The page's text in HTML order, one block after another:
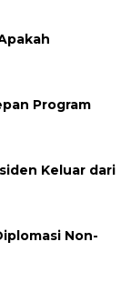
Program
Keluar dari
Non-